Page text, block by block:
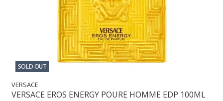
SOLD OUT
VERSACE
VERSACE EROS ENERGY POURE HOMME EDP 100ML